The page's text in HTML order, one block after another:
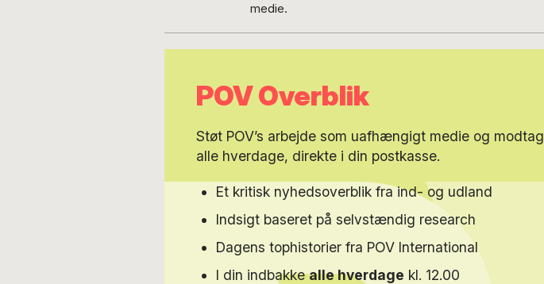
medie.
POV Overblik
Støt POV’s arbejde som uafhængigt medie og modtag
alle hverdage, direkte i din postkasse.
Et kritisk nyhedsoverblik fra ind- og udland
Indsigt baseret på selvstændig research
Dagens tophistorier fra POV International
I din indbakkealle hverdage kl. 12.00